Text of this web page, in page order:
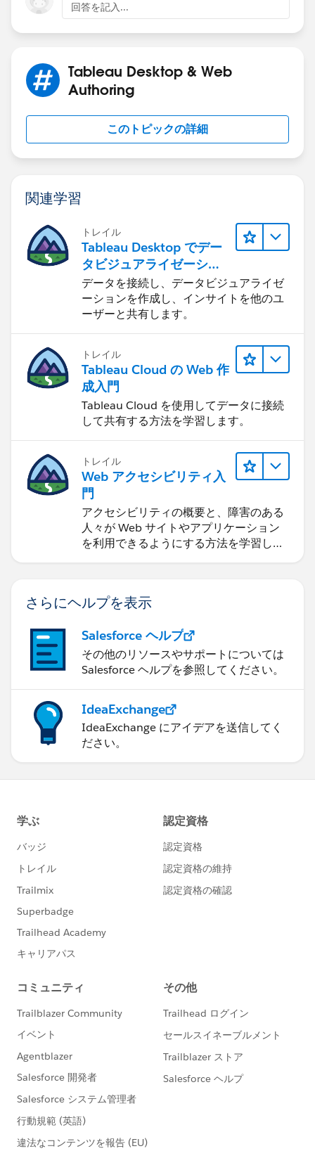
回答を記入...
Tableau Desktop & Web
Authoring
このトピックの詳細
関連学習
トレイル
Tableau Desktop でデー
タビジュアライゼーショ
ンをはじめる
データを接続し、データビジュアライゼ
ーションを作成し、インサイトを他のユ
ーザーと共有します。
トレイル
Tableau Cloud の Web 作
成入門
Tableau Cloud を使用してデータに接続
して共有する方法を学習します。
トレイル
Web アクセシビリティ入
門
アクセシビリティの概要と、障害のある
人々が Web サイトやアプリケーション
を利用できるようにする方法を学習しま
す。
さらにヘルプを表示
Salesforce ヘルプ
その他のリソースやサポートについては
Salesforce ヘルプを参照してください。
IdeaExchange
IdeaExchange にアイデアを送信してく
ださい。